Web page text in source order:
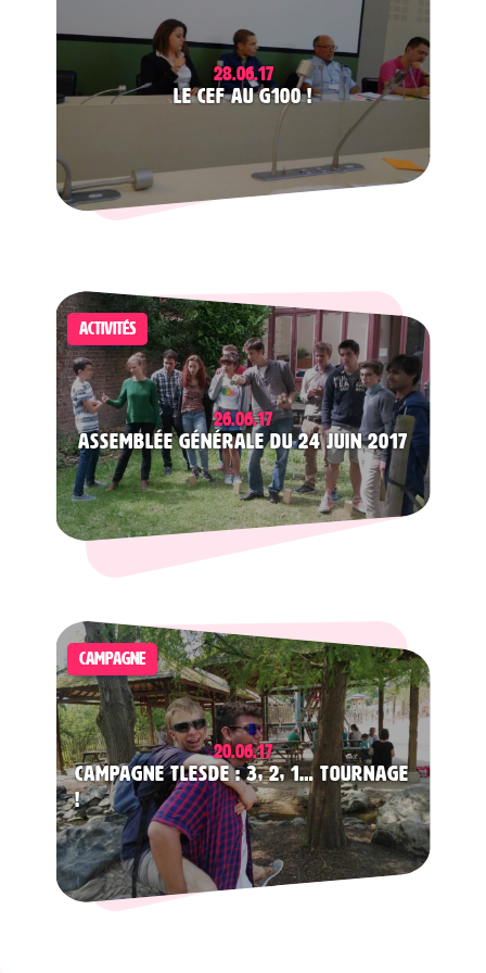
28.06.17
Le CEF au G100 !
ACTIVITÉS
26.06.17
Assemblée Générale du 24 juin 2017
CAMPAGNE
20.06.17
Campagne TLESDE : 3, 2, 1… Tournage
!